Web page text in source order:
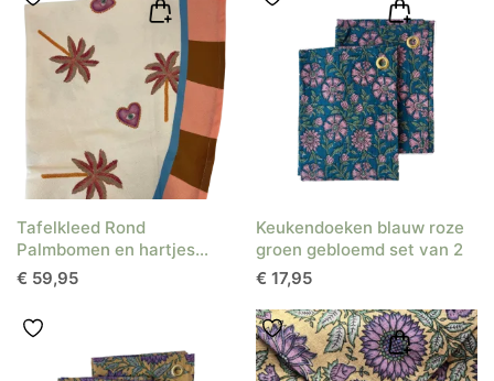
Tafelkleed Rond
Palmbomen en hartjes
Ø175 cm
€ 59,95
Keukendoeken blauw roze
groen gebloemd set van 2
€ 17,95